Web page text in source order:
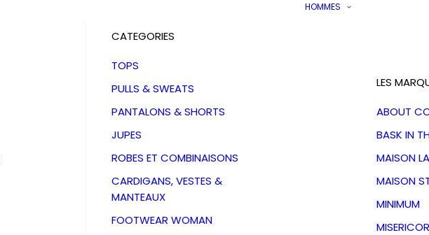
CATEGORIES
TOPS
PULLS & SWEATS
PANTALONS & SHORTS
JUPES
ROBES ET COMBINAISONS
CARDIGANS, VESTES &
MANTEAUX
FOOTWEAR WOMAN
HOMMES
LES
ABOUT
BASK IN
MAISON
MAISON
MINIMUM